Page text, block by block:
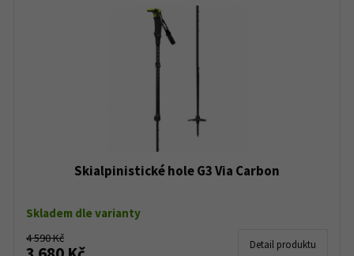
Skialpinistické hole G3 Via Carbon
Skladem dle varianty
4 590 Kč Detail produktu